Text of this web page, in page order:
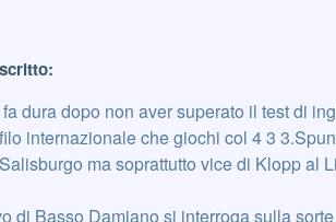
dura dopo non aver superato il test di
internazionale che giochi col 4 3
ma soprattutto vice di Klopp al
di Basso Damiano si interroga sulla